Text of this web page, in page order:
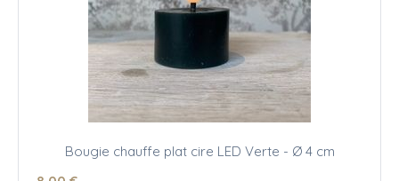
Bougie chauffe plat cire LED Verte - Ø 4 cm